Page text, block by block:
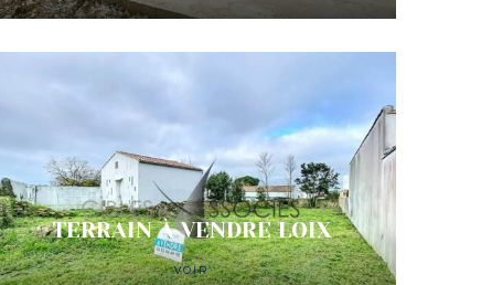
TERRAIN À VENDRE LOIX
VOIR